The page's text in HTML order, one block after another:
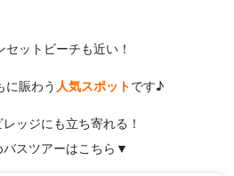
ットビーチも近い！
に賑わう 人気スポットです♪
ッジにも立ち寄れる！
スツアーはこちら▼